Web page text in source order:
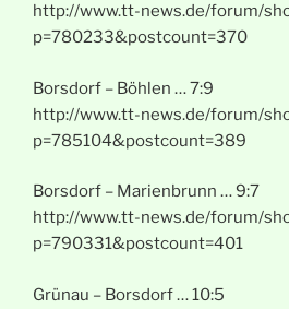
http://www.tt-news.de/forum/
p=780233&postcount=370
Borsdorf – Böhlen … 7:9
http://www.tt-news.de/forum/
p=785104&postcount=389
Borsdorf – Marienbrunn … 9:7
http://www.tt-news.de/forum/
p=790331&postcount=401
Grünau – Borsdorf … 10:5